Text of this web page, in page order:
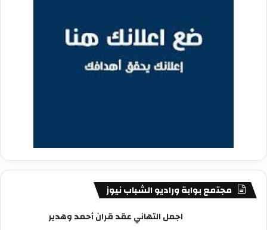
مجتمع بوابة وراديو الشباب نيوز
اجمل التهاني عقد قران أحمد وهدير